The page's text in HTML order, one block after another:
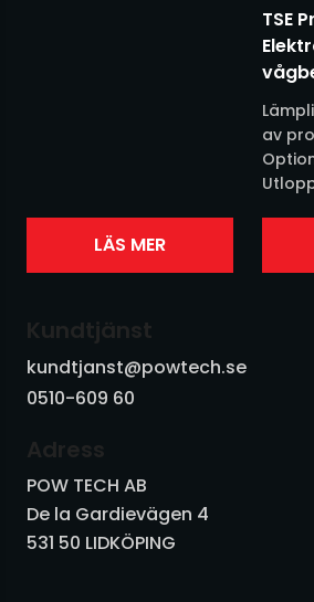
Transporter övriga
Vibratorer och
Vibrotransportörer
Vridspjäll och
LÄS MER
TSE
av
Kundtjänst
kundtjanst@powtech.se
0510-609 60
Adress
POW TECH AB
De la Gardievägen 4
531 50 LIDKÖPING